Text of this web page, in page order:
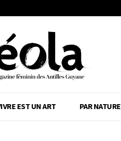
EST UN ART PAR NATURE